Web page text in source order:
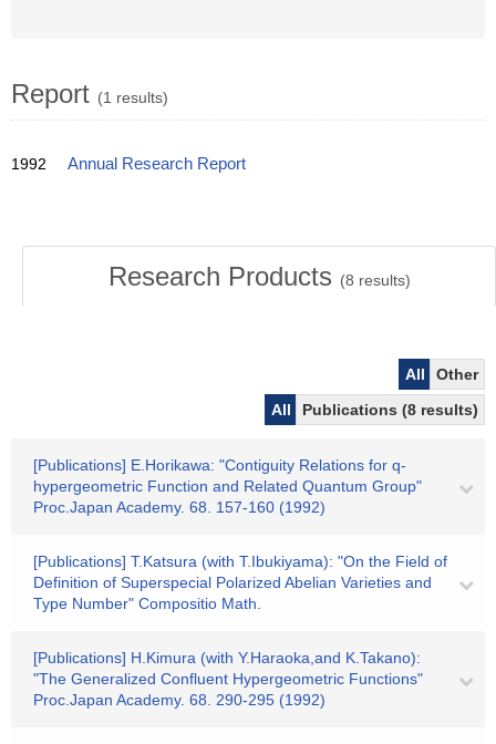
Report (1 results)
1992 Annual Research Report
Research Products (8 results)
All
Other
All
Publications (8 results)
[Publications] E.Horikawa: "Contiguity Relations for q-
hypergeometric Function and Related Quantum Group"
Proc.Japan Academy. 68. 157-160 (1992)
[Publications] T.Katsura (with T.Ibukiyama): "On the Field of
Definition of Superspecial Polarized Abelian Varieties and
Type Number" Compositio Math.
[Publications] H.Kimura (with Y.Haraoka,and K.Takano):
"The Generalized Confluent Hypergeometric Functions"
Proc.Japan Academy. 68. 290-295 (1992)